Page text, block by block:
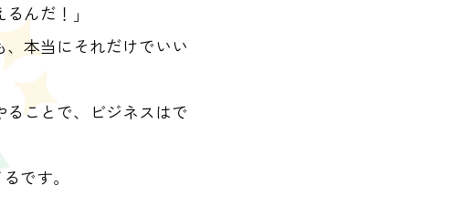
んだ！」
本当にそれだけでいい
ことで、ビジネスはで
です。